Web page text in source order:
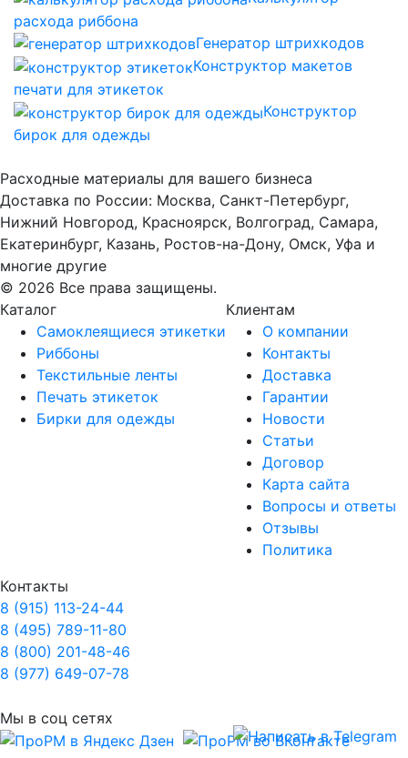
расхода риббона
Генератор штрихкодов
Конструктор макетов
печати для этикеток
Конструктор
бирок для одежды
Расходные материалы для вашего бизнеса
Доставка по России: Москва, Санкт-Петербург,
Нижний Новгород, Красноярск, Волгоград, Самара,
Екатеринбург, Казань, Ростов-на-Дону, Омск, Уфа и
многие другие
© 2026 Все права защищены.
Каталог
Самоклеящиеся этикетки
Риббоны
Текстильные ленты
Печать этикеток
Бирки для одежды
Клиентам
О компании
Контакты
Доставка
Гарантии
Новости
Статьи
Договор
Карта сайта
Вопросы и ответы
Отзывы
Политика
Контакты
8 (915) 113-24-44
8 (495) 789-11-80
8 (800) 201-48-46
8 (977) 649-07-78
Мы в соц сетях